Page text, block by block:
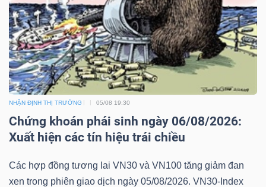
NHẬN ĐỊNH THỊ TRƯỜNG 05/08 19:30
Chứng khoán phái sinh ngày 06/08/2026:
Xuất hiện các tín hiệu trái chiều
Các hợp đồng tương lai VN30 và VN100 tăng giảm đan
xen trong phiên giao dịch ngày 05/08/2026. VN30-Index